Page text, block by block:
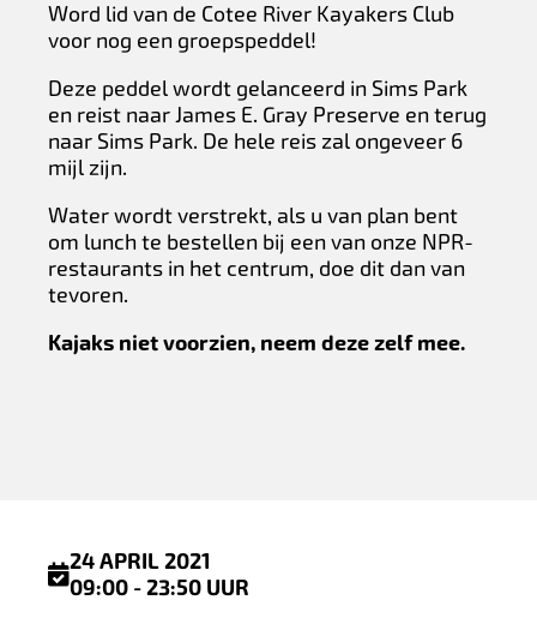
Word lid van de Cotee River Kayakers Club
voor nog een groepspeddel!
Deze peddel wordt gelanceerd in Sims Park
en reist naar James E. Gray Preserve en terug
naar Sims Park. De hele reis zal ongeveer 6
mijl zijn.
Water wordt verstrekt, als u van plan bent
om lunch te bestellen bij een van onze NPR-
restaurants in het centrum, doe dit dan van
tevoren.
Kajaks niet voorzien, neem deze zelf mee.
24 APRIL 2021
09:00 - 23:50 UUR